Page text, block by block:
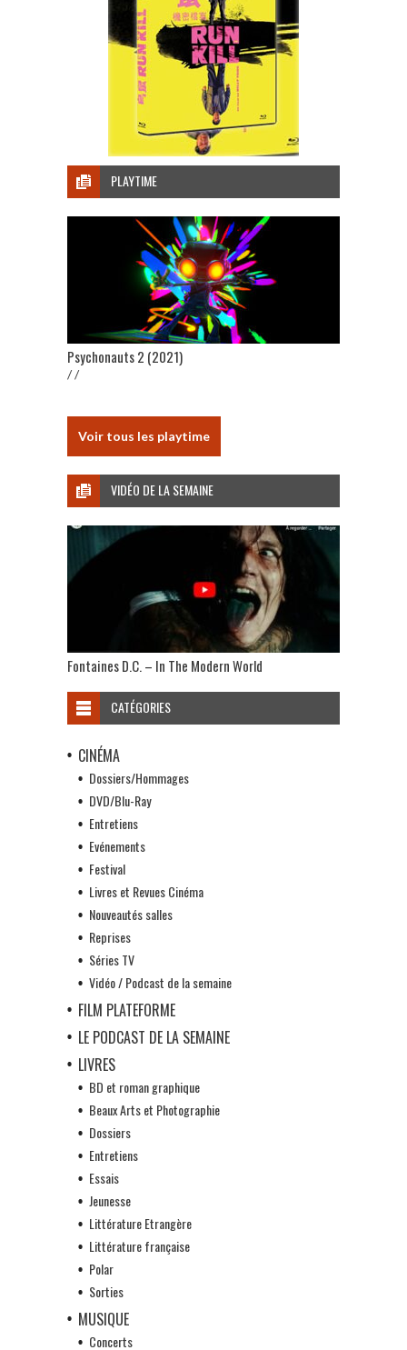
PLAYTIME
Psychonauts 2 (2021)
/ /
Voir tous les playtime
VIDÉO DE LA SEMAINE
Fontaines D.C. – In The Modern World
CATÉGORIES
CINÉMA
Dossiers/Hommages
DVD/Blu-Ray
Entretiens
Evénements
Festival
Livres et Revues Cinéma
Nouveautés salles
Reprises
Séries TV
Vidéo / Podcast de la semaine
FILM PLATEFORME
LE PODCAST DE LA SEMAINE
LIVRES
BD et roman graphique
Beaux Arts et Photographie
Dossiers
Entretiens
Essais
Jeunesse
Littérature Etrangère
Littérature française
Polar
Sorties
MUSIQUE
Concerts